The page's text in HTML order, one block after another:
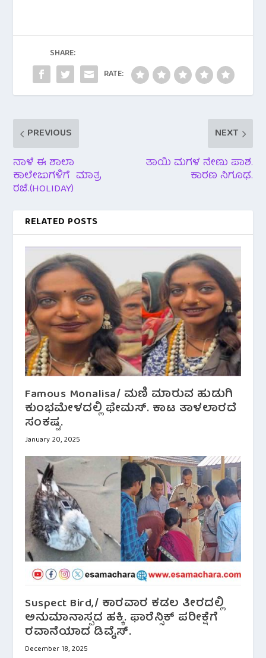
o
o
k
A
p
p
SHARE:
RATE:
PREVIOUS
ನಾಳೆ ಈ ಶಾಲಾ
ಕಾಲೇಜುಗಳಿಗೆ ಮಾತ್ರ
ರಜೆ.(HOLIDAY)
NEXT
ತಾಯಿ ಮಗಳ ನೇಣು ಪಾಶ.
ಕಾರಣ ನಿಗೂಢ.
RELATED POSTS
Famous Monalisa/ ಮಣಿ ಮಾರುವ ಹುಡುಗಿ
ಕುಂಭಮೇಳದಲ್ಲಿ ಫೇಮಸ್. ಕಾಟ ತಾಳಲಾರದೆ
ಸಂಕಷ್ಟ.
January 20, 2025
Suspect Bird,/ ಕಾರವಾರ ಕಡಲ ತೀರದಲ್ಲಿ
ಅನುಮಾನಾಸ್ಪದ ಹಕ್ಕಿ. ಫಾರೆನ್ಸಿಕ್ ಪರೀಕ್ಷೆಗೆ
ರವಾನೆಯಾದ ಡಿವೈಸ್.
December 18, 2025